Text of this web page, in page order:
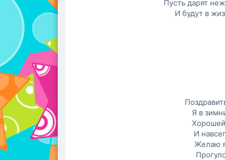
Пусть дарят
И будут в
Я в
Хорошей
И
Желаю